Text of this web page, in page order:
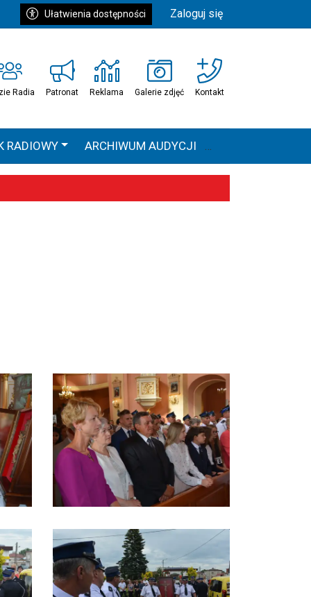
Ułatwienia dostępności Zaloguj się
Radia Patronat Reklama Galerie zdjęć Kontakt
RADIOWY ARCHIWUM AUDYCJI
HEAVEN TOUR